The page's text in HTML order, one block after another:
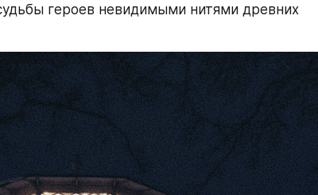
героев невидимыми нитями древних